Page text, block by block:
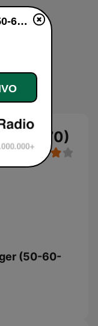
60-70)
(50-60-
WRK Radio Kruger (50-60-70) ao vivo